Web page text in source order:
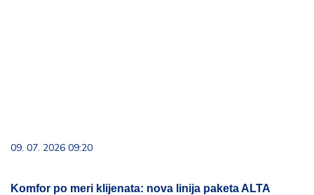
09. 07. 2026 09:20
Komfor po meri klijenata: nova linija paketa ALTA